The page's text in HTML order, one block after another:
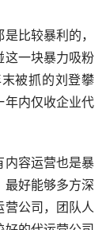
比较暴利的，
这一块暴力吸粉
被抓的刘登攀
年内仅收企业代
内容运营也是暴
好能够多方深
营公司，团队人